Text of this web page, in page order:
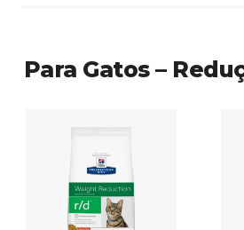
Para Gatos –